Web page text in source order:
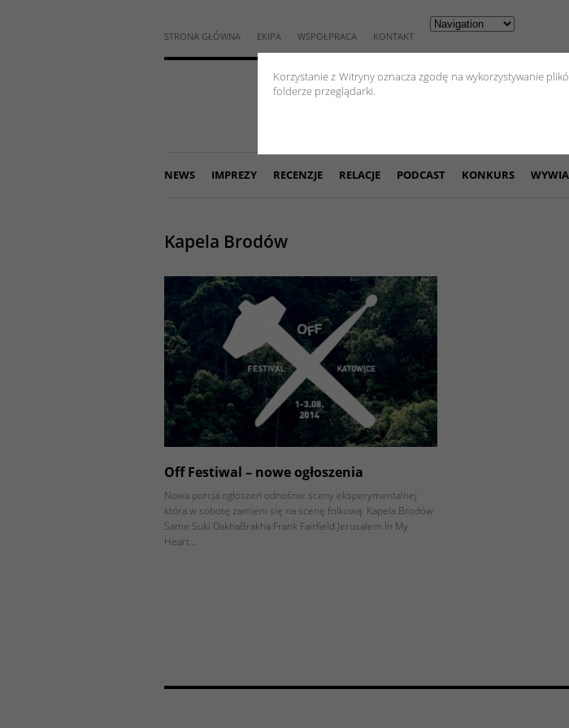
Korzystanie z Witryny oznacza zgodę na wykorzystywanie
folderze przeglądarki.
STRONA GŁÓWNA EKIPA WSPÓŁPRACA KONTAKT
NEWS IMPREZY RECENZJE RELACJE PODCAST KONKURS
Kapela Brodów
Off Festiwal – nowe ogłoszenia
Nowa porcja ogłoszeń odnośnie sceny eksperymentalnej
która w sobotę zamieni się na scenę folkową: Kapela Brodów
Same Suki DakhaBrakha Frank Fairfield Jerusalem In My
Heart…